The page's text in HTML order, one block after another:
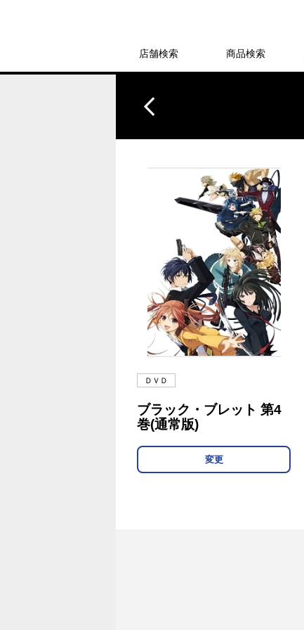
店舗検索 商品検索
ＤＶＤ
ブラック・ブレット 第4
巻(通常版)
変更